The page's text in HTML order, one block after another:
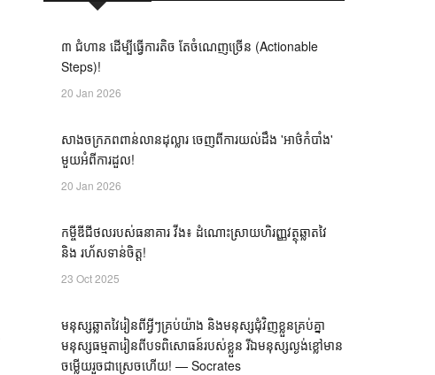
៣ ជំហាន ដើម្បីធ្វើការតិច តែចំណេញច្រើន (Actionable
Steps)!
20 Jan 2026
សហគ្រិនសាងចក្រភពពាន់លានដុល្លារ ចេញពីការយល់ដឹង 'អាថ៌កំបាំង'
មួយអំពីការដួល!
20 Jan 2026
កម្ចីឌីជីថលរបស់ធនាគារ វីង៖ ដំណោះស្រាយហិរញ្ញវត្ថុឆ្លាតវៃ
និង រហ័សទាន់ចិត្ត!
23 Oct 2025
មនុស្សឆ្លាតវៃរៀនពីអ្វីៗគ្រប់យ៉ាង និងមនុស្សជុំវិញខ្លួនគ្រប់គ្នា
មនុស្សធម្មតារៀនពីបទពិសោធន៍របស់ខ្លួន រីឯមនុស្សល្ងង់ខ្លៅមាន
ចម្លើយរួចជាស្រេចហើយ! — Socrates